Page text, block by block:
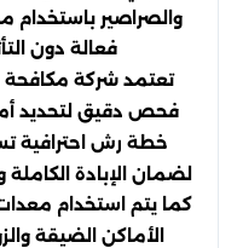
والصراصير باستخدام
فعالة دون
تعتمد شركة
فحص دقيق لتحديد
خطة رش احترافية
لضمان الإبادة
كما يتم استخدام
الأماكن الضيقة